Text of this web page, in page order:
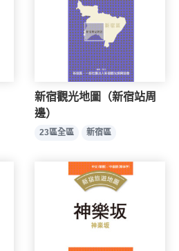
新宿觀光地圖（新宿站周
邊）
23區全區 新宿區